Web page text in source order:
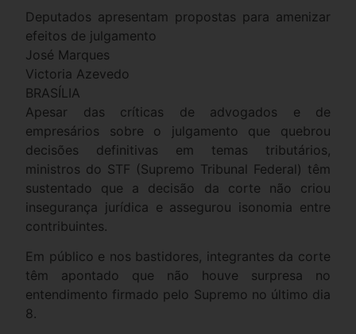
Deputados apresentam propostas para amenizar
efeitos de julgamento
José Marques
Victoria Azevedo
BRASÍLIA
Apesar das críticas de advogados e de
empresários sobre o julgamento que quebrou
decisões definitivas em temas tributários,
ministros do STF (Supremo Tribunal Federal) têm
sustentado que a decisão da corte não criou
insegurança jurídica e assegurou isonomia entre
contribuintes.
Em público e nos bastidores, integrantes da corte
têm apontado que não houve surpresa no
entendimento firmado pelo Supremo no último dia
8.